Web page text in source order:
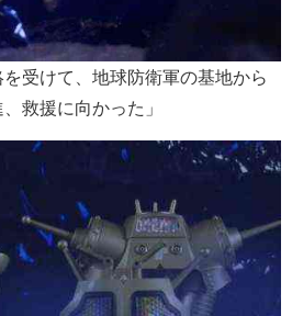
を受けて、地球防衛軍の基地から
救援に向かった」